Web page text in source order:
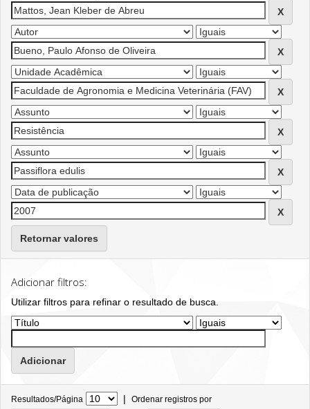
Retornar valores
Adicionar filtros:
Utilizar filtros para refinar o resultado de busca.
Resultados/Página | Ordenar registros por